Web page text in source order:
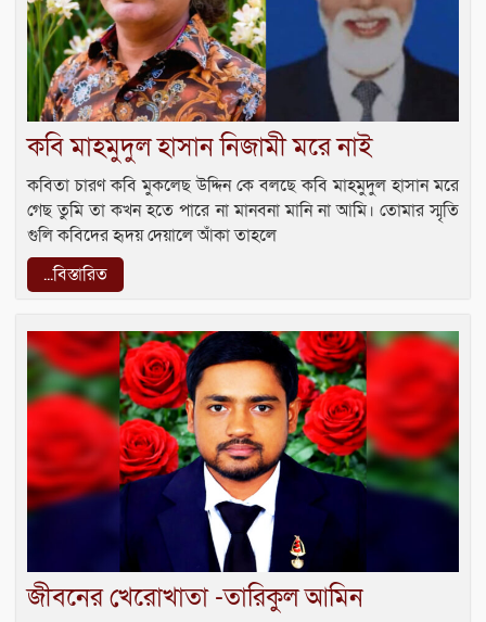
কবি মাহমুদুল হাসান নিজামী মরে নাই
কবিতা চারণ কবি মুকলেছ উদ্দিন কে বলছে কবি মাহমুদুল হাসান মরে
গেছ তুমি তা কখন হতে পারে না মানবনা মানি না আমি। তোমার স্মৃতি
গুলি কবিদের হৃদয় দেয়ালে আঁকা তাহলে
...বিস্তারিত
জীবনের খেরোখাতা ‎-তারিকুল আমিন